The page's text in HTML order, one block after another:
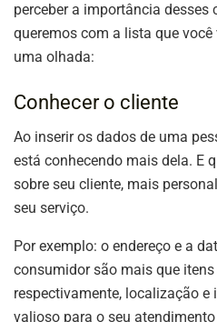
perceber a importância desses
queremos com a lista que
uma olhada:
Conhecer o cliente
Ao inserir os dados de uma
está conhecendo mais dela. E
sobre seu cliente, mais
seu serviço.
Por exemplo: o endereço e a
consumidor são mais que
respectivamente, localização e
valioso para o seu